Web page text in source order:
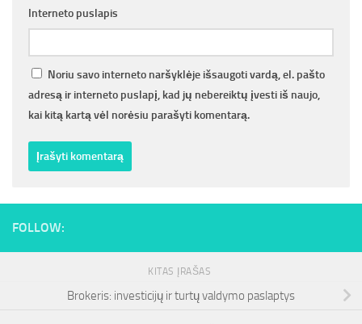
Interneto puslapis
Noriu savo interneto naršyklėje išsaugoti vardą, el. pašto
adresą ir interneto puslapį, kad jų nebereiktų įvesti iš naujo,
kai kitą kartą vėl norėsiu parašyti komentarą.
FOLLOW:
KITAS ĮRAŠAS
Brokeris: investicijų ir turtų valdymo paslaptys